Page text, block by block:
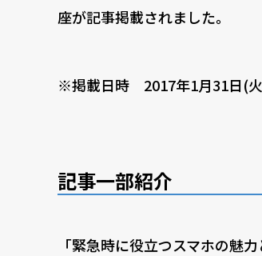
座が記事掲載されました。
※掲載日時 2017年1月31日(
記事一部紹介
「緊急時に役立つスマホの魅力